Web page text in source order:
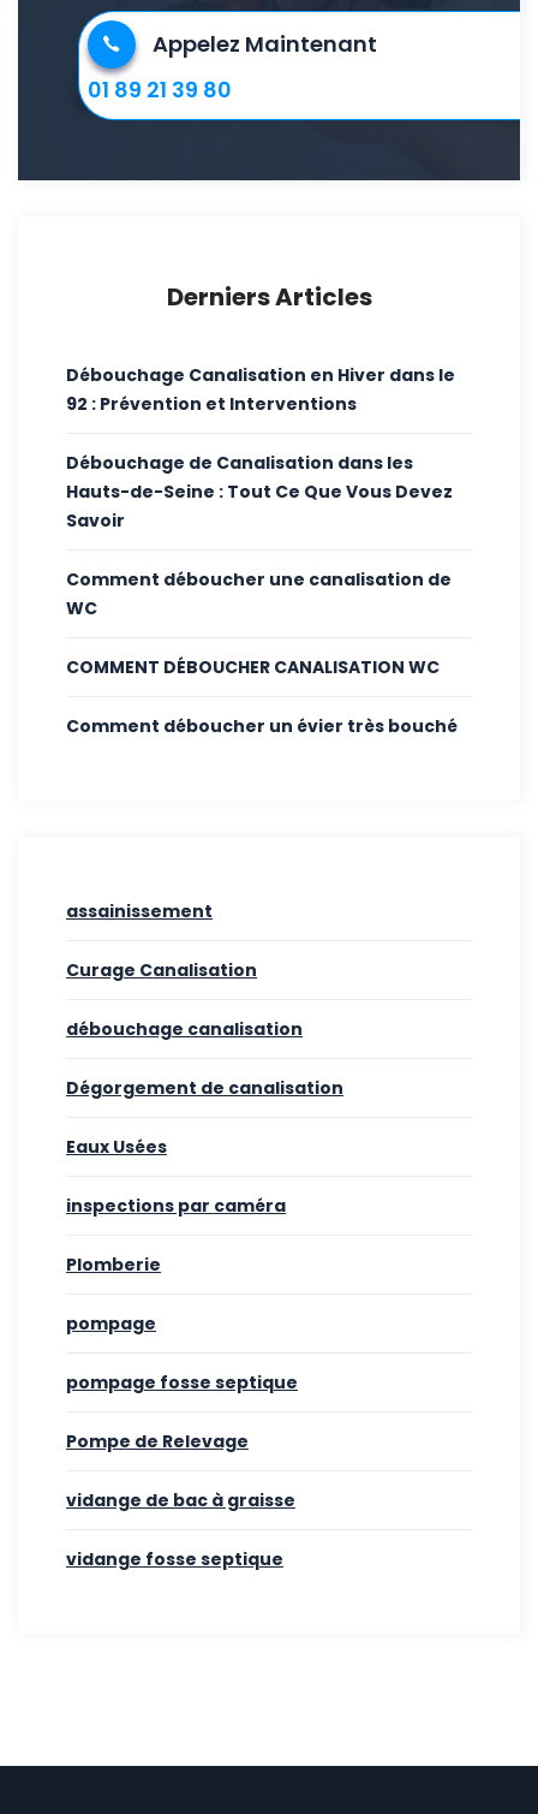
Appelez Maintenant
01 89 21 39 80
Derniers Articles
Débouchage Canalisation en Hiver dans le
92 : Prévention et Interventions
Débouchage de Canalisation dans les
Hauts-de-Seine : Tout Ce Que Vous Devez
Savoir
Comment déboucher une canalisation de
WC
COMMENT DÉBOUCHER CANALISATION WC
Comment déboucher un évier très bouché
assainissement
Curage Canalisation
débouchage canalisation
Dégorgement de canalisation
Eaux Usées
inspections par caméra
Plomberie
pompage
pompage fosse septique
Pompe de Relevage
vidange de bac à graisse
vidange fosse septique